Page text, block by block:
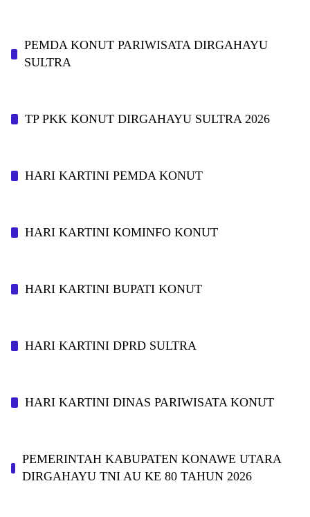
PEMDA KONUT PARIWISATA DIRGAHAYU
SULTRA
TP PKK KONUT DIRGAHAYU SULTRA 2026
HARI KARTINI PEMDA KONUT
HARI KARTINI KOMINFO KONUT
HARI KARTINI BUPATI KONUT
HARI KARTINI DPRD SULTRA
HARI KARTINI DINAS PARIWISATA KONUT
PEMERINTAH KABUPATEN KONAWE UTARA
DIRGAHAYU TNI AU KE 80 TAHUN 2026